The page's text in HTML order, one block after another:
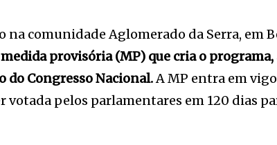
na comunidade Aglomerado da Serra, em
provisória (MP) que cria o programa,
do Congresso Nacional.A MP entra em
votada pelos parlamentares em 120 dias